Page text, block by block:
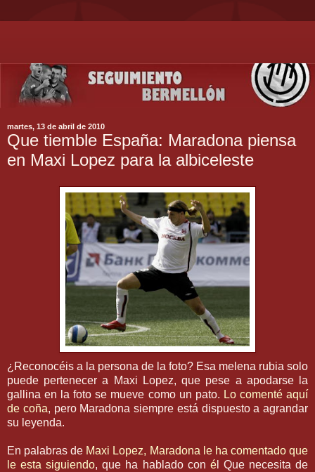
martes, 13 de abril de 2010
Que tiemble España: Maradona piensa
en Maxi Lopez para la albiceleste
¿Reconocéis a la persona de la foto? Esa melena rubia solo
puede pertenecer a Maxi Lopez, que pese a apodarse la
gallina en la foto se mueve como un pato. Lo comenté aquí
de coña, pero Maradona siempre está dispuesto a agrandar
su leyenda.
En palabras de Maxi Lopez, Maradonale ha comentado que
le esta siguiendo, que ha hablado con él Que necesita de